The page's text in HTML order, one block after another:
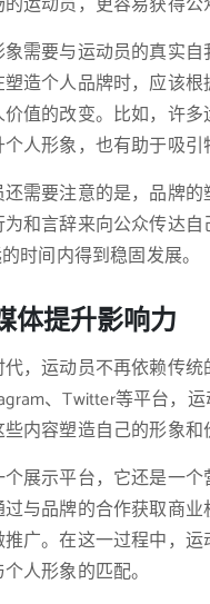
需要与运动员的真实
造个人品牌时，应该
值的改变。比如，许
人形象，也有助于吸引
需要注意的是，品牌
和言辞来向公众传达
时间内得到稳固发展。
体提升影响力
，运动员不再依赖传
、Twitter等平台，
内容塑造自己的形象和
展示平台，它还是一
与品牌的合作获取商
广。在这一过程中，
人形象的匹配。